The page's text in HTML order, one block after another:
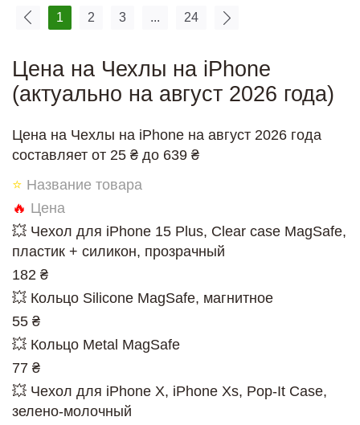
1 2 3 ... 24
Цена на Чехлы на iPhone
(актуально на август 2026 года)
Цена на Чехлы на iPhone на август 2026 года
составляет от 25 ₴ до 639 ₴
⭐ Название товара
🔥 Цена
💥 Чехол для iPhone 15 Plus, Clear case MagSafe,
пластик + силикон, прозрачный
182 ₴
💥 Кольцо Silicone MagSafe, магнитное
55 ₴
💥 Кольцо Metal MagSafe
77 ₴
💥 Чехол для iPhone X, iPhone Xs, Pop-It Case,
зелено-молочный